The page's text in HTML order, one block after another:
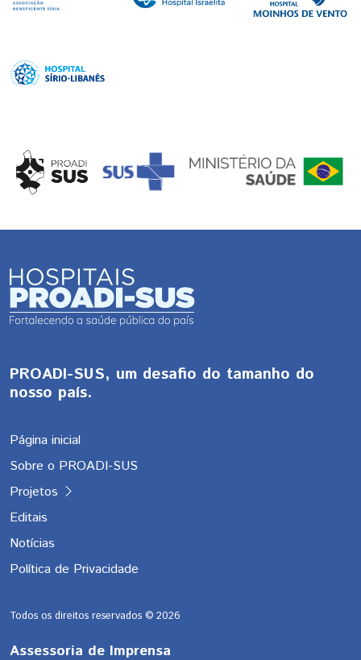
PROADI-SUS, um desafio do tamanho do
nosso país.
Página inicial
Sobre o PROADI-SUS
Projetos
Editais
Notícias
Política de Privacidade
Todos os direitos reservados © 2026
Assessoria de Imprensa